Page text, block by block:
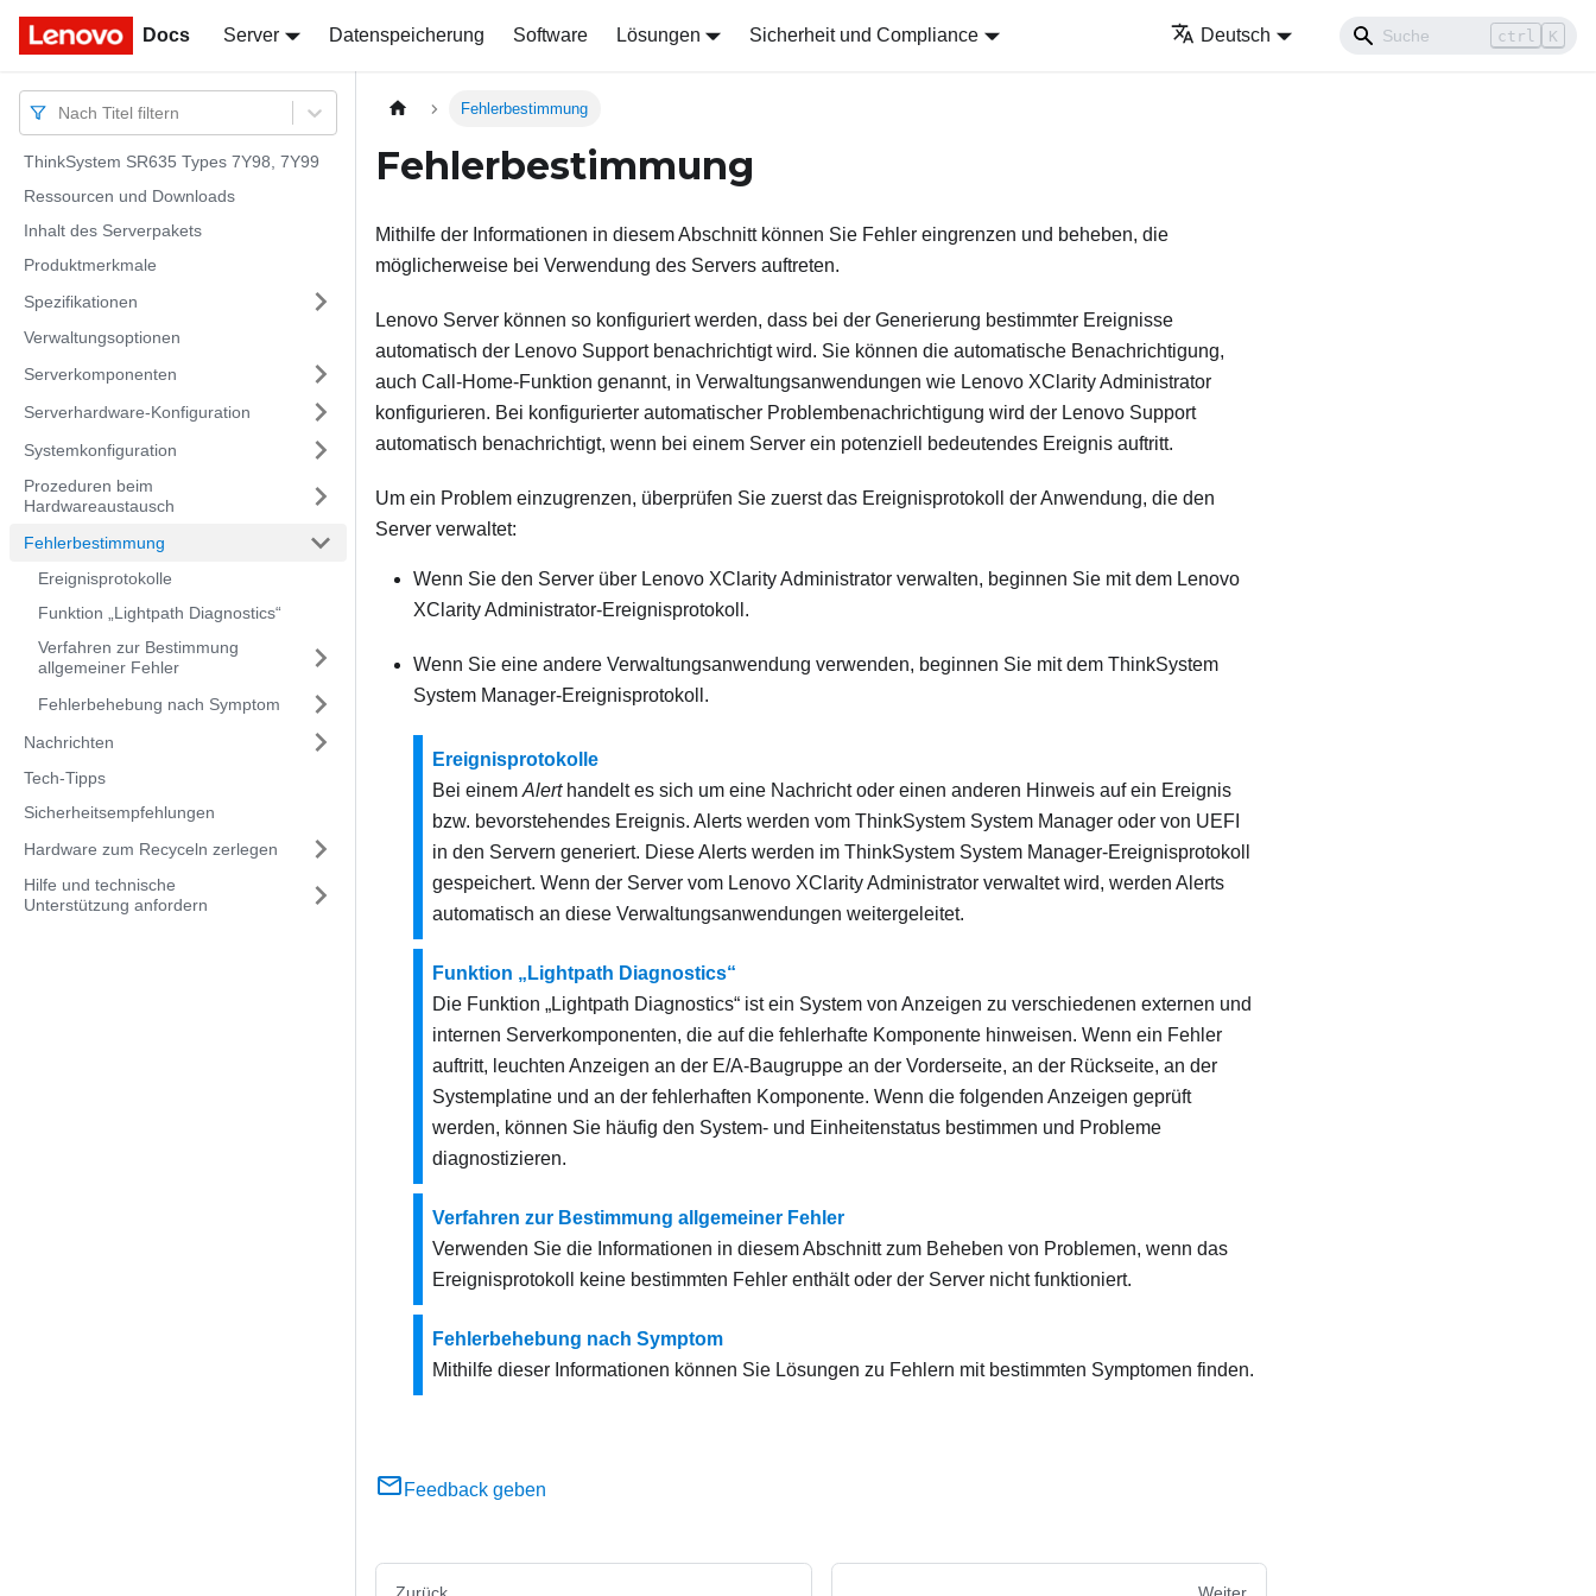
Docs Server Datenspeicherung Software Lösungen Sicherheit und Compliance Deutsch ctrl K
Docs
Nach Titel filtern
ThinkSystem SR635 Types 7Y98, 7Y99
Ressourcen und Downloads
Inhalt des Serverpakets
Produktmerkmale
Spezifikationen
Verwaltungsoptionen
Serverkomponenten
Serverhardware-Konfiguration
Systemkonfiguration
Prozeduren beim
Hardwareaustausch
Fehlerbestimmung
Ereignisprotokolle
Funktion „Lightpath Diagnostics“
Verfahren zur Bestimmung
allgemeiner Fehler
Fehlerbehebung nach Symptom
Nachrichten
Tech-Tipps
Sicherheitsempfehlungen
Hardware zum Recyceln zerlegen
Hilfe und technische
Unterstützung anfordern
Fehlerbestimmung
Fehlerbestimmung
Mithilfe der Informationen in diesem Abschnitt können Sie Fehler eingrenzen und beheben, die
möglicherweise bei Verwendung des Servers auftreten.
Lenovo Server können so konfiguriert werden, dass bei der Generierung bestimmter Ereignisse
automatisch der Lenovo Support benachrichtigt wird. Sie können die automatische Benachrichtigung,
auch Call-Home-Funktion genannt, in Verwaltungsanwendungen wie Lenovo XClarity Administrator
konfigurieren. Bei konfigurierter automatischer Problembenachrichtigung wird der Lenovo Support
automatisch benachrichtigt, wenn bei einem Server ein potenziell bedeutendes Ereignis auftritt.
Um ein Problem einzugrenzen, überprüfen Sie zuerst das Ereignisprotokoll der Anwendung, die den
Server verwaltet:
Wenn Sie den Server über Lenovo XClarity Administrator verwalten, beginnen Sie mit dem Lenovo
XClarity Administrator-Ereignisprotokoll.
Wenn Sie eine andere Verwaltungsanwendung verwenden, beginnen Sie mit dem ThinkSystem
System Manager-Ereignisprotokoll.
Ereignisprotokolle
Bei einem Alerthandelt es sich um eine Nachricht oder einen anderen Hinweis auf ein Ereignis
bzw. bevorstehendes Ereignis. Alerts werden vom ThinkSystem System Manager oder von UEFI
in den Servern generiert. Diese Alerts werden im ThinkSystem System Manager-Ereignisprotokoll
gespeichert. Wenn der Server vom Lenovo XClarity Administrator verwaltet wird, werden Alerts
automatisch an diese Verwaltungsanwendungen weitergeleitet.
Funktion „Lightpath Diagnostics“
Die Funktion „Lightpath Diagnostics“ ist ein System von Anzeigen zu verschiedenen externen und
internen Serverkomponenten, die auf die fehlerhafte Komponente hinweisen. Wenn ein Fehler
auftritt, leuchten Anzeigen an der E/A-Baugruppe an der Vorderseite, an der Rückseite, an der
Systemplatine und an der fehlerhaften Komponente. Wenn die folgenden Anzeigen geprüft
werden, können Sie häufig den System- und Einheitenstatus bestimmen und Probleme
diagnostizieren.
Verfahren zur Bestimmung allgemeiner Fehler
Verwenden Sie die Informationen in diesem Abschnitt zum Beheben von Problemen, wenn das
Ereignisprotokoll keine bestimmten Fehler enthält oder der Server nicht funktioniert.
Fehlerbehebung nach Symptom
Mithilfe dieser Informationen können Sie Lösungen zu Fehlern mit bestimmten Symptomen finden.
Feedback geben